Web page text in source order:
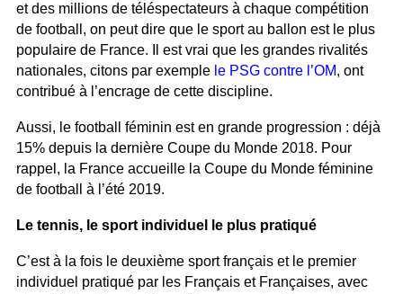
et des millions de téléspectateurs à chaque compétition
de football, on peut dire que le sport au ballon est le plus
populaire de France. Il est vrai que les grandes rivalités
nationales, citons par exemple le PSG contre l’OM, ont
contribué à l’encrage de cette discipline.
Aussi, le football féminin est en grande progression : déjà
15% depuis la dernière Coupe du Monde 2018. Pour
rappel, la France accueille la Coupe du Monde féminine
de football à l’été 2019.
Le tennis, le sport individuel le plus pratiqué
C’est à la fois le deuxième sport français et le premier
individuel pratiqué par les Français et Françaises, avec